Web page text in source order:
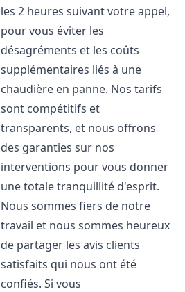
les 2 heures suivant votre appel,
pour vous éviter les
désagréments et les coûts
supplémentaires liés à une
chaudière en panne. Nos tarifs
sont compétitifs et
transparents, et nous offrons
des garanties sur nos
interventions pour vous donner
une totale tranquillité d'esprit.
Nous sommes fiers de notre
travail et nous sommes heureux
de partager les avis clients
satisfaits qui nous ont été
confiés. Si vous